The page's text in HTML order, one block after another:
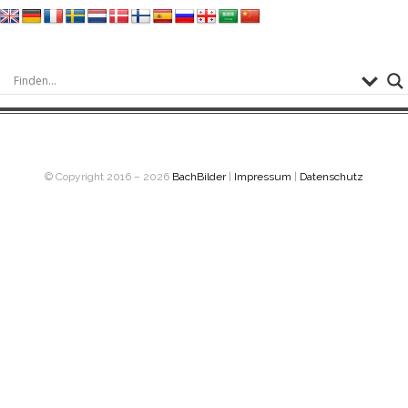
© Copyright 2016 – 2026 BachBilder| Impressum | Datenschutz